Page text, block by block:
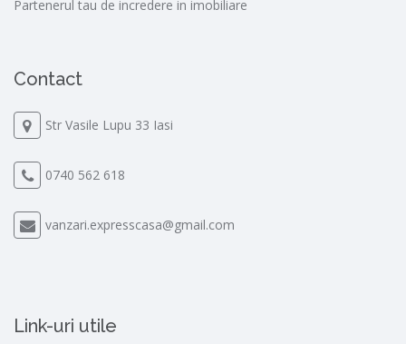
Partenerul tau de incredere in imobiliare
Contact
Str Vasile Lupu 33 Iasi
0740 562 618
vanzari.expresscasa@gmail.com
Link-uri utile